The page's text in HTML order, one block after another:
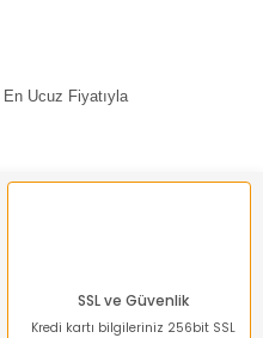
En Ucuz Fiyatıyla
SSL ve Güvenlik
Kredi kartı bilgileriniz 256bit SSL